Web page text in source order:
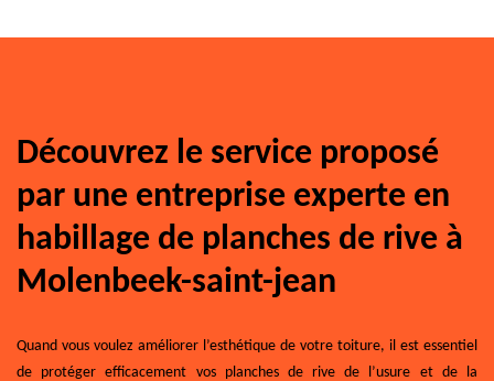
Découvrez le service proposé
par une entreprise experte en
habillage de planches de rive à
Molenbeek-saint-jean
Quand vous voulez améliorer l’esthétique de votre toiture, il est essentiel
de protéger efficacement vos planches de rive de l’usure et de la